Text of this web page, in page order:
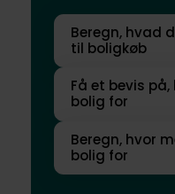
Beregn, hvad
til boligkøb
Få et bevis
bolig for
Beregn, hvor
bolig for